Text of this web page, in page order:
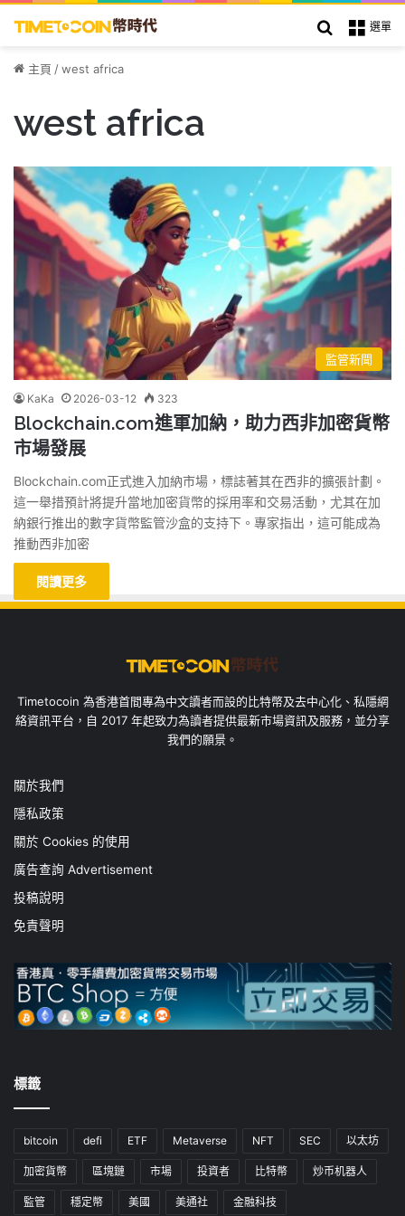
選單
搜索
主頁 /west africa
west africa
監管新聞
KaKa 2026-03-12 323
Blockchain.com進軍加納，助力西非加密貨幣
市場發展
Blockchain.com正式進入加納市場，標誌著其在西非的擴張計劃。
這一舉措預計將提升當地加密貨幣的採用率和交易活動，尤其在加
納銀行推出的數字貨幣監管沙盒的支持下。專家指出，這可能成為
推動西非加密
閱讀更多
Timetocoin 為香港首間專為中文讀者而設的比特幣及去中心化、私隱網
絡資訊平台，自 2017 年起致力為讀者提供最新市場資訊及服務，並分享
我們的願景。
關於我們
隱私政策
關於 Cookies 的使用
廣告查詢 Advertisement
投稿說明
免責聲明
標籤
bitcoin defi ETF Metaverse NFT SEC 以太坊
加密貨幣 區塊鏈 市場 投資者 比特幣 炒币机器人
監管 穩定幣 美國 美通社 金融科技